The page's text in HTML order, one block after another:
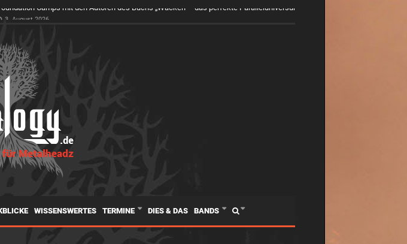
Camps mit den Autoren des Buchs „Wacken – das perfekte Paralleluniversum. Was die Gesellschaft von
WISSENSWERTES TERMINE DIES & DAS BANDS